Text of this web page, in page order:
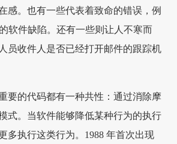
感。也有一些代表着致命的错误，例
软件缺陷。还有一些则让人不寒而
员收件人是否已经打开邮件的跟踪机
要的代码都有一种共性：通过消除摩
式。当软件能够降低某种行为的执行
多执行这类行为。1988 年首次出现